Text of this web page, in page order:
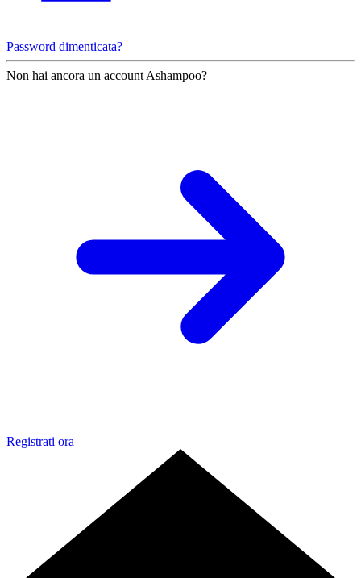
Password dimenticata?
Non hai ancora un account Ashampoo?
Registrati ora